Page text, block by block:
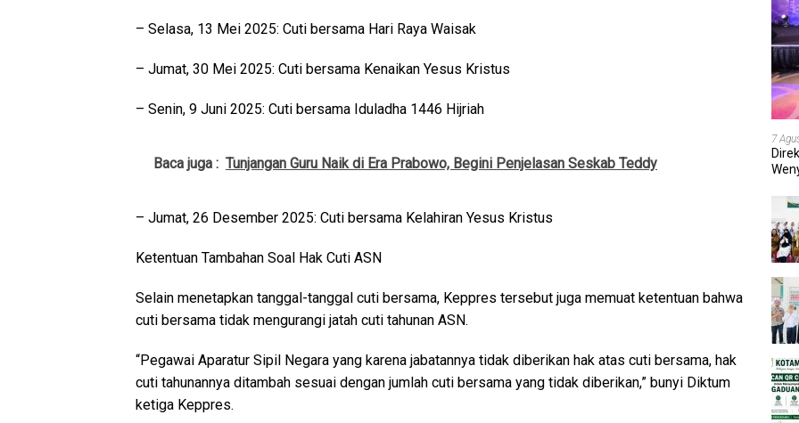
– Selasa, 13 Mei 2025: Cuti bersama Hari Raya Waisak
– Jumat, 30 Mei 2025: Cuti bersama Kenaikan Yesus Kristus
– Senin, 9 Juni 2025: Cuti bersama Iduladha 1446 Hijriah
Baca juga : Tunjangan Guru Naik di Era Prabowo, Begini Penjelasan Seskab Teddy
– Jumat, 26 Desember 2025: Cuti bersama Kelahiran Yesus Kristus
Ketentuan Tambahan Soal Hak Cuti ASN
Selain menetapkan tanggal-tanggal cuti bersama, Keppres tersebut juga memuat ketentuan bahwa
cuti bersama tidak mengurangi jatah cuti tahunan ASN.
“Pegawai Aparatur Sipil Negara yang karena jabatannya tidak diberikan hak atas cuti bersama, hak
cuti tahunannya ditambah sesuai dengan jumlah cuti bersama yang tidak diberikan,” bunyi Diktum
ketiga Keppres.
7